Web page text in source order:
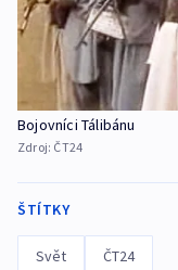
Bojovníci Tálibánu
Zdroj: ČT24
ŠTÍTKY
Svět ČT24